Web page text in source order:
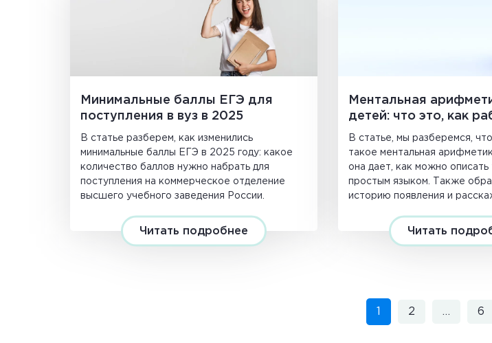
Минимальные баллы ЕГЭ для
поступления в вуз в 2025
В статье разберем, как изменились
минимальные баллы ЕГЭ в 2025 году: какое
количество баллов нужно набрать для
поступления на коммерческое отделение
высшего учебного заведения России.
Читать подробнее
Ментальная
детей: что это, как
чего начать обучение
В статье, мы разберемся, что
такое ментальная
она дает, как можно описать
простым языком. Также
историю появления и
Читать
2 … 6